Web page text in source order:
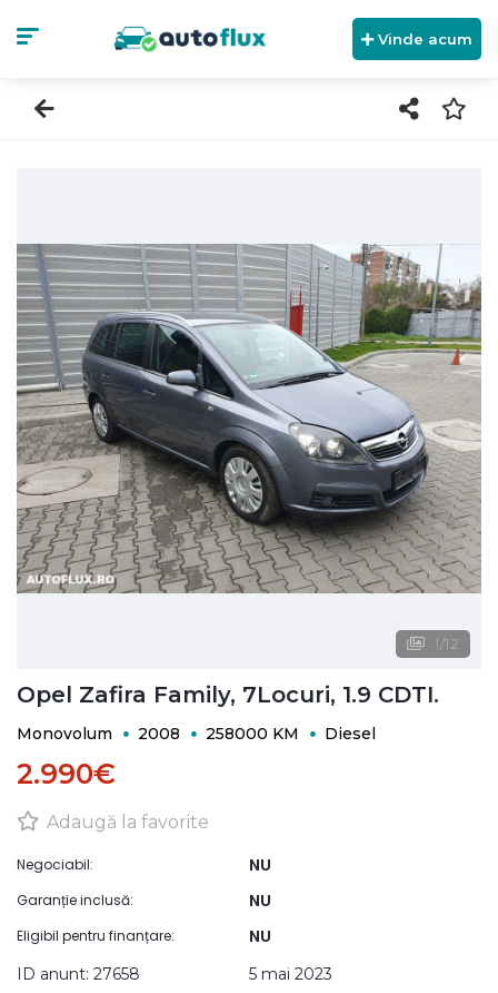
Vinde acum
1/12
Opel Zafira Family, 7Locuri, 1.9 CDTI.
Monovolum 2008 258000 KM Diesel
2.990€
Adaugă la favorite
Negociabil: NU
Garanție inclusă: NU
Eligibil pentru finanțare: NU
ID anunt: 27658 5 mai 2023